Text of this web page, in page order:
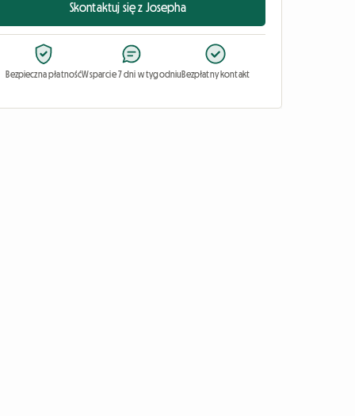
Skontaktuj się z Josepha
Bezpieczna płatnośćWsparcie 7 dni w tygodniuBezpłatny kontakt